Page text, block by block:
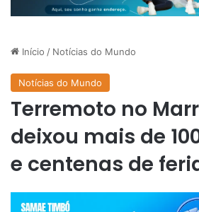
Início / Notícias do Mundo
Notícias do Mundo
Terremoto no
deixou mais de
e centenas de